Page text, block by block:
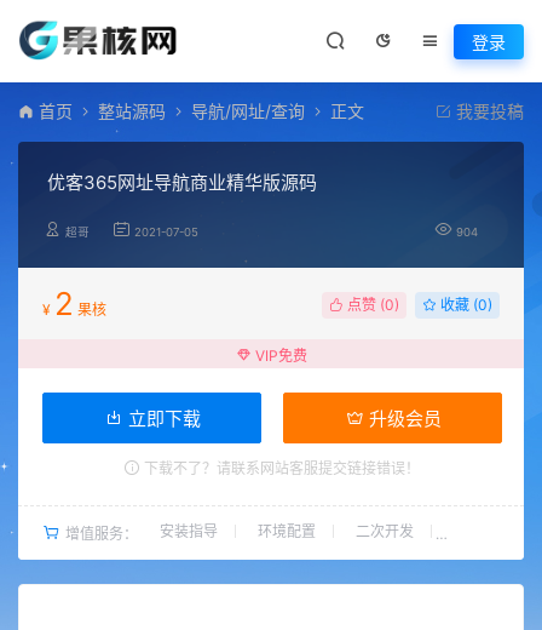
登录
首页 整站源码 导航/网址/查询 正文 我要投稿
优客365网址导航商业精华版源码
超哥 2021-07-05 904
¥ 2 果核 点赞 (0) 收藏 (0)
VIP免费
立即下载 升级会员
下载不了？请联系网站客服提交链接错误！
增值服务： 安装指导 环境配置 二次开发